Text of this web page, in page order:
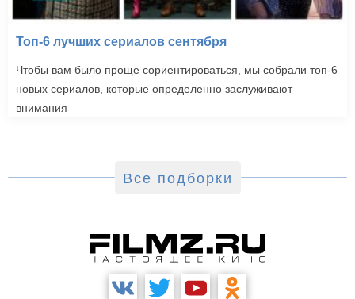
Топ-6 лучших сериалов сентября
Чтобы вам было проще сориентироваться, мы собрали топ-6
новых сериалов, которые определенно заслуживают
внимания
Все подборки